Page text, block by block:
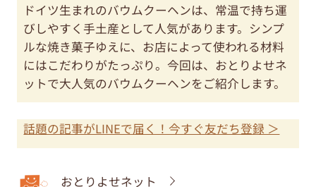
ドイツ生まれのバウムクーヘンは、常温で持ち運
びしやすく手土産として人気があります。シンプ
ルな焼き菓子ゆえに、お店によって使われる材料
にはこだわりがたっぷり。今回は、おとりよせネ
ットで大人気のバウムクーヘンをご紹介します。
話題の記事がLINEで届く！今すぐ友だち登録 ＞
おとりよせネット